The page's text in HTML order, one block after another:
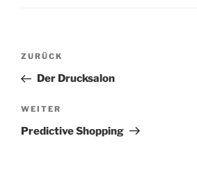
Beitragsnavigation
Vorheriger
Beitrag
ZURÜCK
Der Drucksalon
Nächster
Beitrag
WEITER
Predictive Shopping